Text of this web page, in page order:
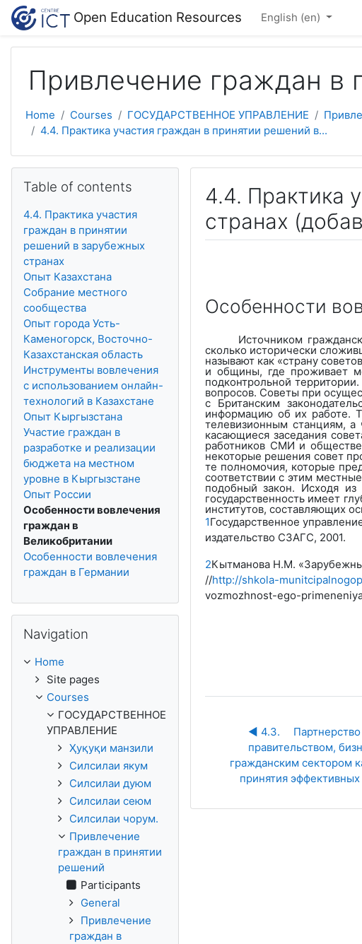
Skip to main content
Open Education Resources English ‎(en)‎
Привлечение граждан в
Home Courses ГОСУДАРСТВЕННОЕ УПРАВЛЕНИЕ
4.4. Практика участия граждан в принятии решений в...
4.4. Практика
странах
Особенности
Источником
сколько исторически
называют как «страну
и общины, где проживает
подконтрольной
вопросов. Советы при
с Британским
информацию об их работе.
телевизионным станциям,
касающиеся заседания
работников СМИ и
некоторые решения совет
те полномочия, которые
соответствии с этим
подобный закон. Исходя
государственность имеет
институтов, составляющих
1Государственное
издательство СЗАГС, 2001.
2Кытманова Н.М.
//http://shkola-
vozmozhnost-ego-
◀︎ 4.3.	Партнерство между
правительством,
гражданским сектором
принятия
Table of contents
4.4. Практика участия
граждан в принятии
решений в зарубежных
странах
Опыт Казахстана
Собрание местного
сообщества
Опыт города Усть-
Каменогорск, Восточно-
Казахстанская область
Инструменты вовлечения
с использованием онлайн-
технологий в Казахстане
Опыт Кыргызстана
Участие граждан в
разработке и реализации
бюджета на местном
уровне в Кыргызстане
Опыт России
Особенности вовлечения
граждан в
Великобритании
Особенности вовлечения
граждан в Германии
Navigation
Home
Site pages
Courses
ГОСУДАРСТВЕННОЕ
УПРАВЛЕНИЕ
Ҳуқуқи манзили
Силсилаи якум
Силсилаи дуюм
Силсилаи сеюм
Силсилаи чорум.
Привлечение
граждан в принятии
решений
Participants
General
Привлечение
граждан в